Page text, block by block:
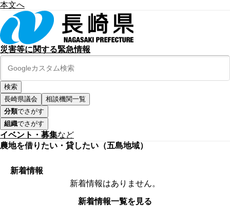
本文へ
災害等に関する緊急情報
長崎県議会
相談機関一覧
分類でさがす
組織でさがす
イベント・募集など
農地を借りたい・貸したい（五島地域）
新着情報
新着情報はありません。
新着情報一覧を見る